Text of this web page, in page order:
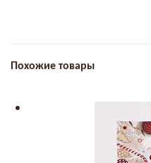
Похожие товары